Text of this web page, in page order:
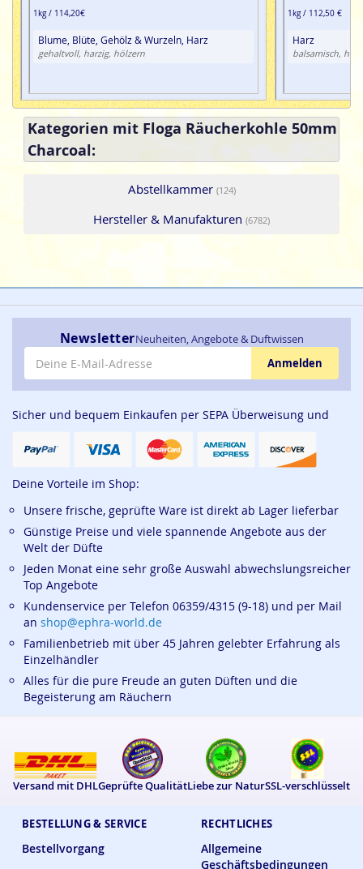
1kg / 114,20€
Blume, Blüte, Gehölz & Wurzeln, Harz
gehaltvoll, harzig, hölzern
1kg / 112,50 €
Harz
balsamisch,
Kategorien mit Floga Räucherkohle 50mm
Charcoal:
Abstellkammer (124)
Hersteller & Manufakturen (6782)
BESTELLUNG & SERVICE
Bestellvorgang
RECHTLICHES
Allgemeine
Geschäftsbedingungen
NewsletterNeuheiten, Angebote & Duftwissen
E-Mail-Adresse
Anmelden
Sicher und bequem Einkaufen per SEPA Überweisung und
Deine Vorteile im Shop:
Unsere frische, geprüfte Ware ist direkt ab Lager lieferbar
Günstige Preise und viele spannende Angebote aus der
Welt der Düfte
Jeden Monat eine sehr große Auswahl abwechslungsreicher
Top Angebote
Kundenservice per Telefon 06359/4315 (9-18) und per Mail
an shop@ephra-world.de
Familienbetrieb mit über 45 Jahren gelebter Erfahrung als
Einzelhändler
Alles für die pure Freude an guten Düften und die
Begeisterung am Räuchern
Versand mit DHLGeprüfte QualitätLiebe zur NaturSSL-verschlüsselt